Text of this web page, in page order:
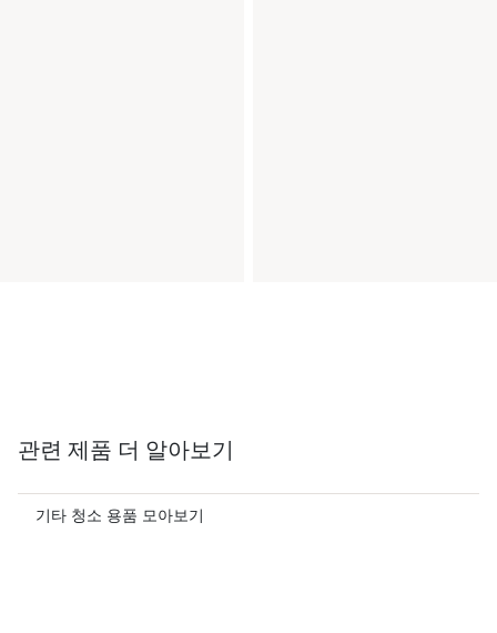
관련 제품 더 알아보기
기타 청소 용품 모아보기